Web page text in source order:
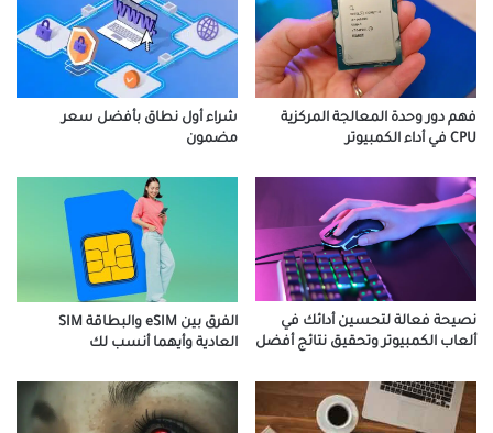
فهم دور وحدة المعالجة المركزية
CPU في أداء الكمبيوتر
شراء أول نطاق بأفضل سعر
مضمون
نصيحة فعالة لتحسين أدائك في
ألعاب الكمبيوتر وتحقيق نتائج أفضل
الفرق بين eSIM والبطاقة SIM
العادية وأيهما أنسب لك